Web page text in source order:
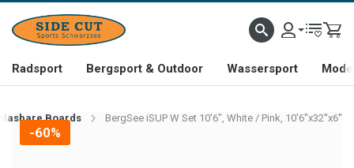
Radsport Bergsport & Outdoor Wassersport
Boards BergSee iSUP W Set 10'6", White / Pink, 10'6''x32''x6''
-60%